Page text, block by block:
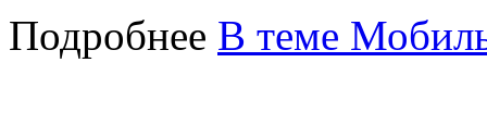
Подробнее В теме